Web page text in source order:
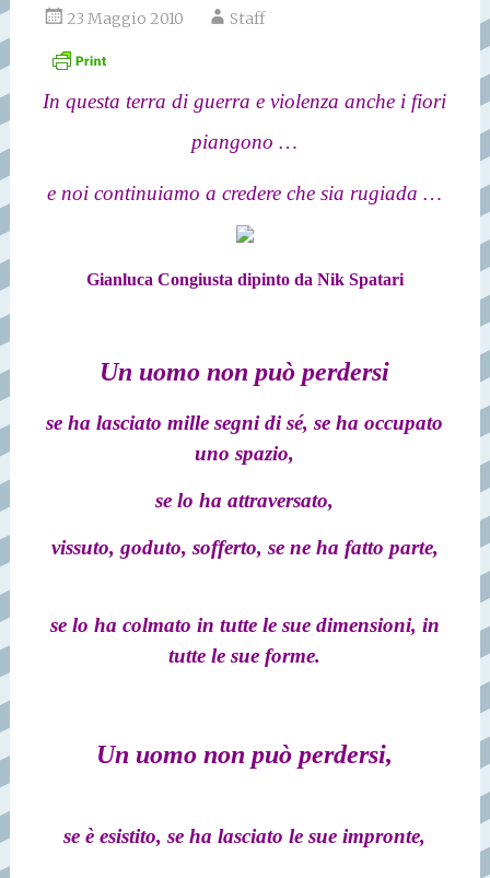
23 Maggio 2010 Staff
In questa terra di guerra e violenza anche i fiori
piangono …
e noi continuiamo a credere che sia rugiada …
Gianluca Congiusta dipinto da Nik Spatari
Un uomo non può perdersi
se ha lasciato mille segni di sé, se ha occupato
uno spazio,
se lo ha attraversato,
vissuto, goduto, sofferto, se ne ha fatto parte,
se lo ha colmato in tutte le sue dimensioni, in
tutte le sue forme.
Un uomo non può perdersi,
se è esistito, se ha lasciato le sue impronte,